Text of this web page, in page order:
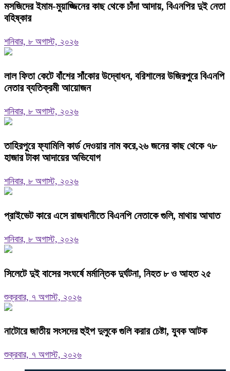
মসজিদের ইমাম-মুয়াজ্জিনের কাছ থেকে চাঁদা আদায়, বিএনপির দুই নেতা
বহিষ্কার
শনিবার, ৮ অগাস্ট, ২০২৬
‎লাল ফিতা কেটে বাঁশের সাঁকোর উদ্বোধন, বরিশালের উজিরপুরে বিএনপি
নেতার ব্যতিক্রমী আয়োজন
শনিবার, ৮ অগাস্ট, ২০২৬
তাহিরপুরে ফ্যামিলি কার্ড দেওয়ার নাম করে,২৬ জনের কাছ থেকে ৭৮
হাজার টাকা আদায়ের অভিযোগ
শনিবার, ৮ অগাস্ট, ২০২৬
প্রাইভেট কারে এসে রাজধানীতে বিএনপি নেতাকে গুলি, মাথায় আঘাত
শনিবার, ৮ অগাস্ট, ২০২৬
সিলেটে দুই বাসের সংঘর্ষে মর্মান্তিক দুর্ঘটনা, নিহত ৮ ও আহত ২৫
শুক্রবার, ৭ অগাস্ট, ২০২৬
নাটোরে জাতীয় সংসদের হুইপ দুলুকে গুলি করার চেষ্টা, যুবক আটক
শুক্রবার, ৭ অগাস্ট, ২০২৬